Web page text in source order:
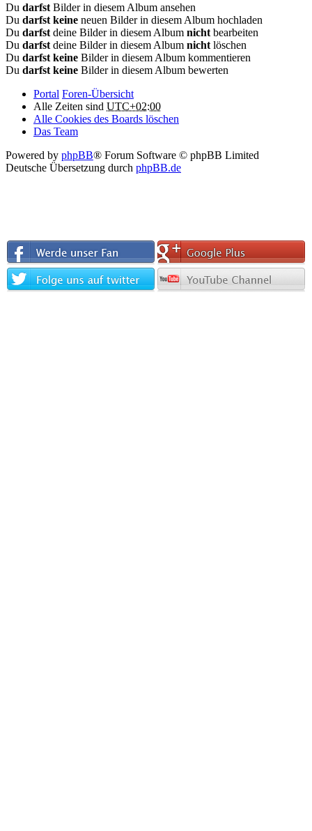
Du darfst Bilder in diesem Album ansehen
Du darfst keine neuen Bilder in diesem Album hochladen
Du darfst deine Bilder in diesem Album nicht bearbeiten
Du darfst deine Bilder in diesem Album nicht löschen
Du darfst keine Bilder in diesem Album kommentieren
Du darfst keine Bilder in diesem Album bewerten
Portal Foren-Übersicht
Alle Zeiten sind UTC+02:00
Alle Cookies des Boards löschen
Das Team
Powered by phpBB® Forum Software © phpBB Limited
Deutsche Übersetzung durch phpBB.de